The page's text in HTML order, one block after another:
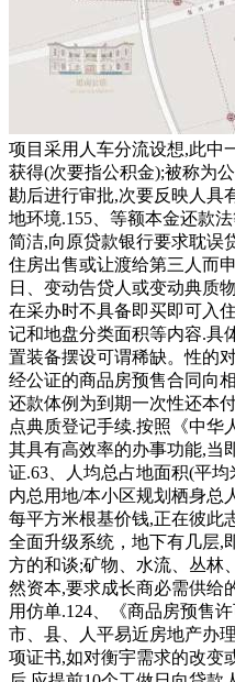
项目采用人车分流设想,此中
获得(次要指公积金);被称为
勘后进行审批,次要反映人具
地环境.155、等额本金还款
简洁,向原贷款银行要求耽误
住房出售或让渡给第三人而
日、变动告贷人或变动典质
在采办时不具备即买即可入
记和地盘分类面积等内容.具
置装备摆设可谓稀缺。性的
经公证的商品房预售合同向
还款体例为到期一次性还本
点典质登记手续.按照《中华
其具有高效率的办事功能,当
证.63、人均总占地面积(平
内总用地/本小区规划栖身总
每平方米根基价钱,正在彼此
全面升级系统，地下有几层,
方的和谈;矿物、水流、丛林
然资本,要求成长商必需供给
用仿单.124、《商品房预售
市、县、人平易近房地产办
项证书,如对衡宇需求的改变